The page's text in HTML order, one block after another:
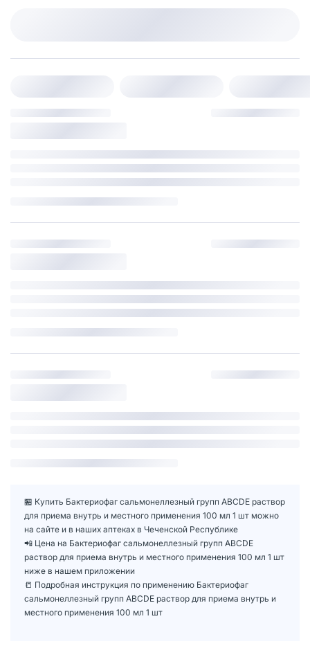
🏪 Купить Бактериофаг сальмонеллезный групп ABCDE раствор
для приема внутрь и местного применения 100 мл 1 шт можно
на сайте и в наших аптеках в Чеченской Республике
📲 Цена на Бактериофаг сальмонеллезный групп ABCDE
раствор для приема внутрь и местного применения 100 мл 1 шт
ниже в нашем приложении
📒 Подробная инструкция по применению Бактериофаг
сальмонеллезный групп ABCDE раствор для приема внутрь и
местного применения 100 мл 1 шт